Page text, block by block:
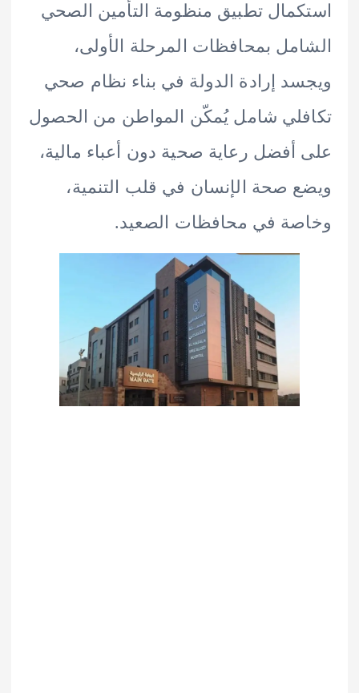
تطبيق منظومة التأمين الصحي
بمحافظات المرحلة الأولى،
إرادة الدولة في بناء نظام صحي
شامل يُمكّن المواطن من الحصول
رعاية صحية دون أعباء مالية،
صحة الإنسان في قلب التنمية،
في محافظات الصعيد.